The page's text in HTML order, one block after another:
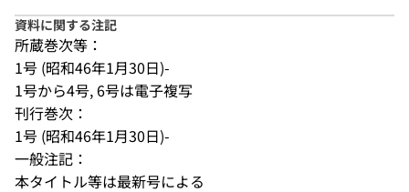
資料に関する注記
所蔵巻次等：
1号 (昭和46年1月30日)-
1号から4号, 6号は電子複写
刊行巻次：
1号 (昭和46年1月30日)-
一般注記：
本タイトル等は最新号による